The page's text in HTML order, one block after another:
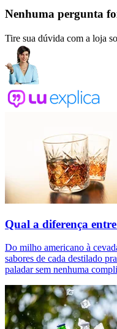
Nenhuma pergunta
Tire sua dúvida com a loja
Qual a diferença
Do milho americano à
sabores de cada destilado
paladar sem nenhuma